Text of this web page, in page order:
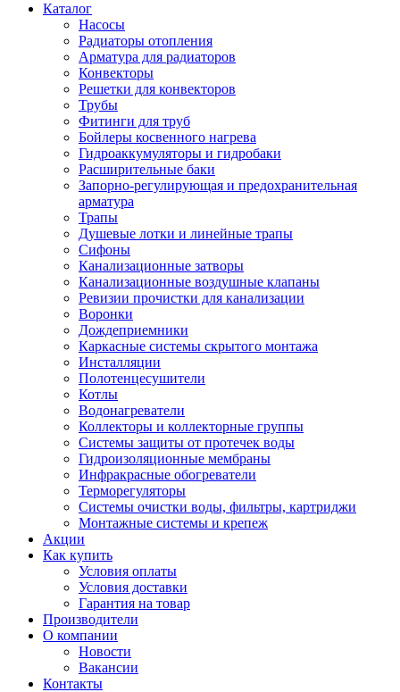
Каталог
Насосы
Радиаторы отопления
Арматура для радиаторов
Конвекторы
Решетки для конвекторов
Трубы
Фитинги для труб
Бойлеры косвенного нагрева
Гидроаккумуляторы и гидробаки
Расширительные баки
Запорно-регулирующая и предохранительная
арматура
Трапы
Душевые лотки и линейные трапы
Сифоны
Канализационные затворы
Канализационные воздушные клапаны
Ревизии прочистки для канализации
Воронки
Дождеприемники
Каркасные системы скрытого монтажа
Инсталляции
Полотенцесушители
Котлы
Водонагреватели
Коллекторы и коллекторные группы
Системы защиты от протечек воды
Гидроизоляционные мембраны
Инфракрасные обогреватели
Терморегуляторы
Системы очистки воды, фильтры, картриджи
Монтажные системы и крепеж
Акции
Как купить
Условия оплаты
Условия доставки
Гарантия на товар
Производители
О компании
Новости
Вакансии
Контакты